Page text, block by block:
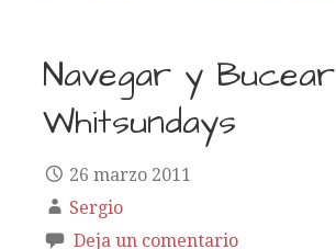
Navegar y Bucear
Whitsundays
26 marzo 2011
Sergio
Deja un comentario